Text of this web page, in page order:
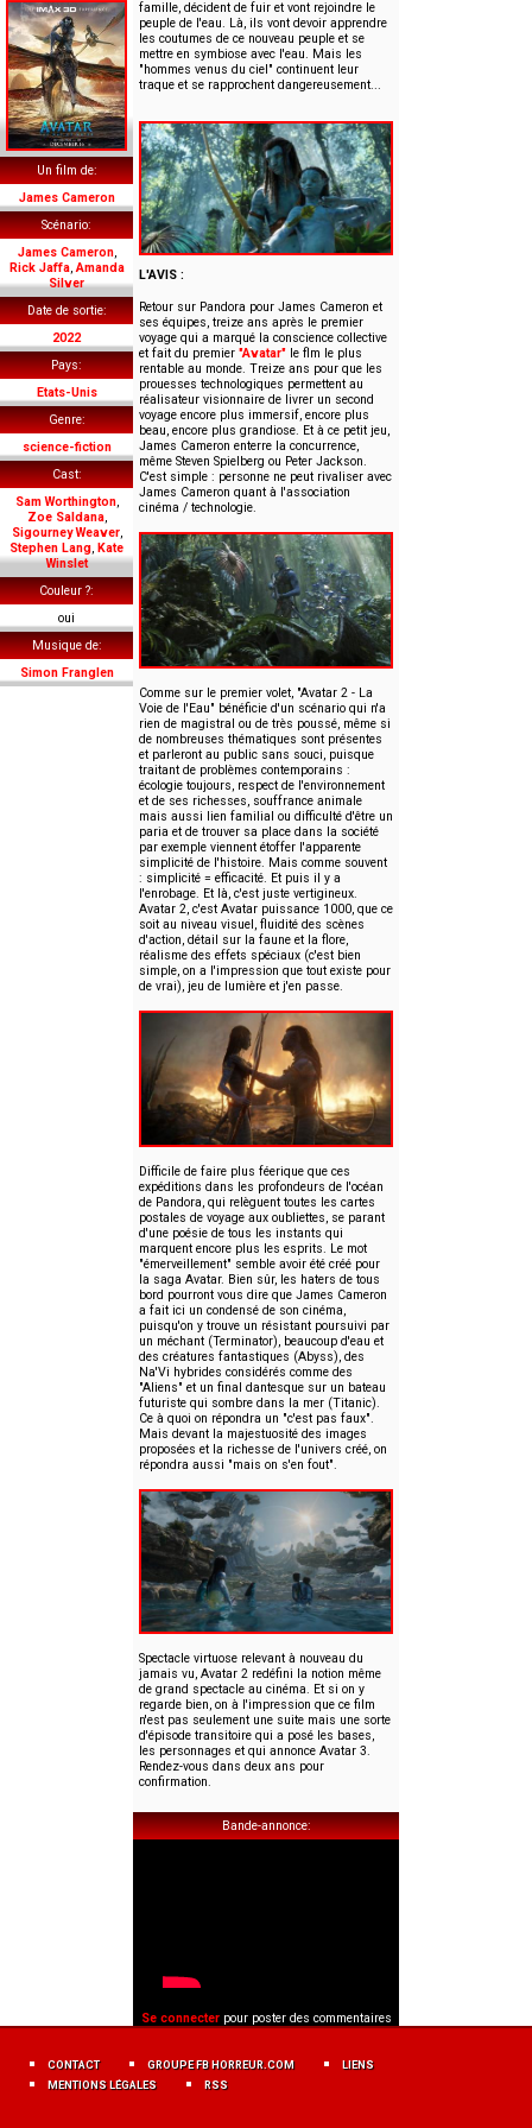
Un film de
James Cameron
Scénario
James Cameron,
Rick Jaffa, Amanda
Silver
Date de sortie
2022
Pays
Etats-Unis
Genre
science-fiction
Cast
Sam Worthington,
Zoe Saldana,
Sigourney Weaver,
Stephen Lang Kate
Winslet
Couleur ?
oui
Musique de
Simon Franglen
famille, décident de fuir et vont rejoindre le
peuple de l'eau. Là, ils vont devoir apprendre
les coutumes de ce nouveau peuple et se
mettre en symbiose avec l'eau. Mais les
"hommes venus du ciel" continuent leur
traque et se rapprochent dangereusement...
L'AVIS :
Retour sur Pandora pour James Cameron et
ses équipes, treize ans après le premier
voyage qui a marqué la conscience collective
et fait du premier "Avatar" le flm le plus
rentable au monde. Treize ans pour que les
prouesses technologiques permettent au
réalisateur visionnaire de livrer un second
voyage encore plus immersif, encore plus
beau, encore plus grandiose. Et à ce petit jeu,
James Cameron enterre la concurrence,
même Steven Spielberg ou Peter Jackson.
C'est simple : personne ne peut rivaliser avec
James Cameron quant à l'association
cinéma / technologie.
Comme sur le premier volet, "Avatar 2 - La
Voie de l'Eau" bénéficie d'un scénario qui n'a
rien de magistral ou de très poussé, même si
de nombreuses thématiques sont présentes
et parleront au public sans souci, puisque
traitant de problèmes contemporains :
écologie toujours, respect de l'environnement
et de ses richesses, souffrance animale
mais aussi lien familial ou difficulté d'être un
paria et de trouver sa place dans la société
par exemple viennent étoffer l'apparente
simplicité de l'histoire. Mais comme souvent
: simplicité = efficacité. Et puis il y a
l'enrobage. Et là, c'est juste vertigineux.
Avatar 2, c'est Avatar puissance 1000, que ce
soit au niveau visuel, fluidité des scènes
d'action, détail sur la faune et la flore,
réalisme des effets spéciaux (c'est bien
simple, on a l'impression que tout existe pour
de vrai), jeu de lumière et j'en passe.
Difficile de faire plus féerique que ces
expéditions dans les profondeurs de l'océan
de Pandora, qui relèguent toutes les cartes
postales de voyage aux oubliettes, se parant
d'une poésie de tous les instants qui
marquent encore plus les esprits. Le mot
"émerveillement" semble avoir été créé pour
la saga Avatar. Bien sûr, les haters de tous
bord pourront vous dire que James Cameron
a fait ici un condensé de son cinéma,
puisqu'on y trouve un résistant poursuivi par
un méchant (Terminator), beaucoup d'eau et
des créatures fantastiques (Abyss), des
Na'Vi hybrides considérés comme des
"Aliens" et un final dantesque sur un bateau
futuriste qui sombre dans la mer (Titanic).
Ce à quoi on répondra un "c'est pas faux".
Mais devant la majestuosité des images
proposées et la richesse de l'univers créé, on
répondra aussi "mais on s'en fout".
Spectacle virtuose relevant à nouveau du
jamais vu, Avatar 2 redéfini la notion même
de grand spectacle au cinéma. Et si on y
regarde bien, on à l'impression que ce film
n'est pas seulement une suite mais une sorte
d'épisode transitoire qui a posé les bases,
les personnages et qui annonce Avatar 3.
Rendez-vous dans deux ans pour
confirmation.
Bande-annonce
Se connecterpour poster des commentaires
FR
CONTACT GROUPE FB HORREUR.COM
LIENS
MENTIONS LÉGALES
RSS